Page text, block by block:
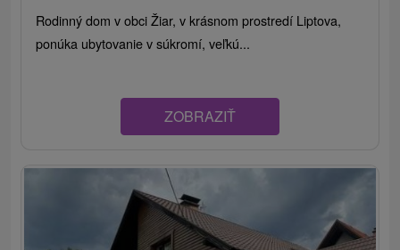
Rodinný dom v obci Žiar, v krásnom prostredí Liptova,
ponúka ubytovanie v súkromí, veľkú...
ZOBRAZIŤ